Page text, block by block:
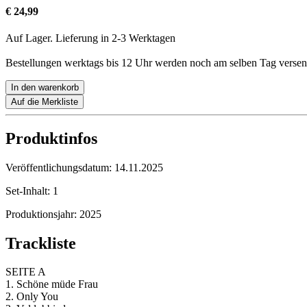
€ 24,99
Auf Lager. Lieferung in 2-3 Werktagen
Bestellungen werktags bis 12 Uhr werden noch am selben Tag
In den warenkorb
Auf die Merkliste
Produktinfos
Veröffentlichungsdatum: 14.11.2025
Set-Inhalt: 1
Produktionsjahr: 2025
Trackliste
SEITE A
1. Schöne müde Frau
2. Only You